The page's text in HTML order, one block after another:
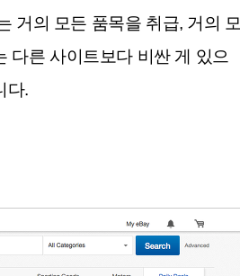
거의 모든 품목을 취급, 거의 모
다른 사이트보다 비싼 게 있으
다.